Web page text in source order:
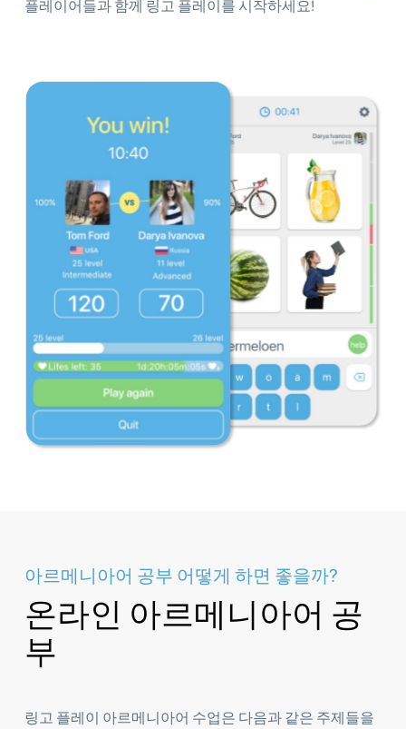
플레이어들과 함께 링고 플레이를 시작하세요!
아르메니아어 공부 어떻게 하면 좋을까?
온라인 아르메니아어 공
부
링고 플레이 아르메니아어 수업은 다음과 같은 주제들을